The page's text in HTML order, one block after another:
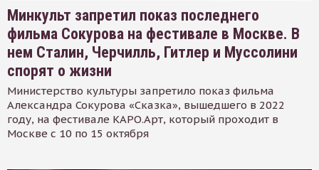
Минкульт запретил показ последнего
фильма Сокурова на фестивале в Москве. В
нем Сталин, Черчилль, Гитлер и Муссолини
спорят о жизни
Министерство культуры запретило показ фильма
Александра Сокурова «Сказка», вышедшего в 2022
году, на фестивале КАРО.Арт, который проходит в
Москве с 10 по 15 октября